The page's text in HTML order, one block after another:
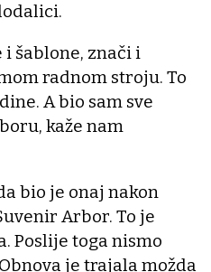
i šablone, znači i
radnom stroju. To
A bio sam sve
kaže nam
bio je onaj nakon
Arbor. To je
Poslije toga nismo
je trajala možda